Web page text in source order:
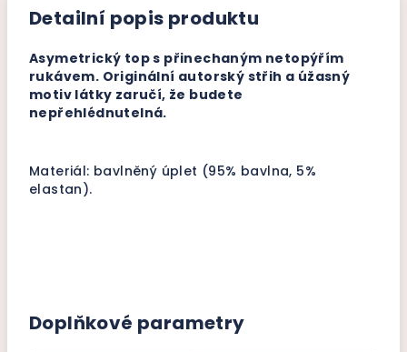
Detailní popis produktu
Asymetrický top s přinechaným netopýřím
rukávem. Originální autorský střih a úžasný
motiv látky zaručí, že budete
nepřehlédnutelná.
Materiál: bavlněný úplet (95% bavlna, 5%
elastan).
Doplňkové parametry